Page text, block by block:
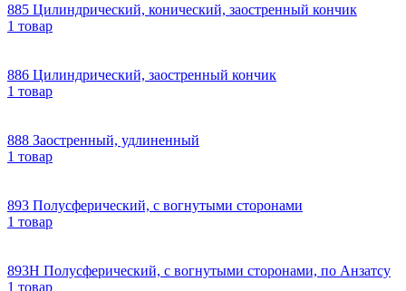
885 Цилиндрический, конический, заостренный кончик
1 товар
886 Цилиндрический, заостренный кончик
1 товар
888 Заостренный, удлиненный
1 товар
893 Полусферический, с вогнутыми сторонами
1 товар
893H Полусферический, с вогнутыми сторонами, по Анзатсу
1 товар